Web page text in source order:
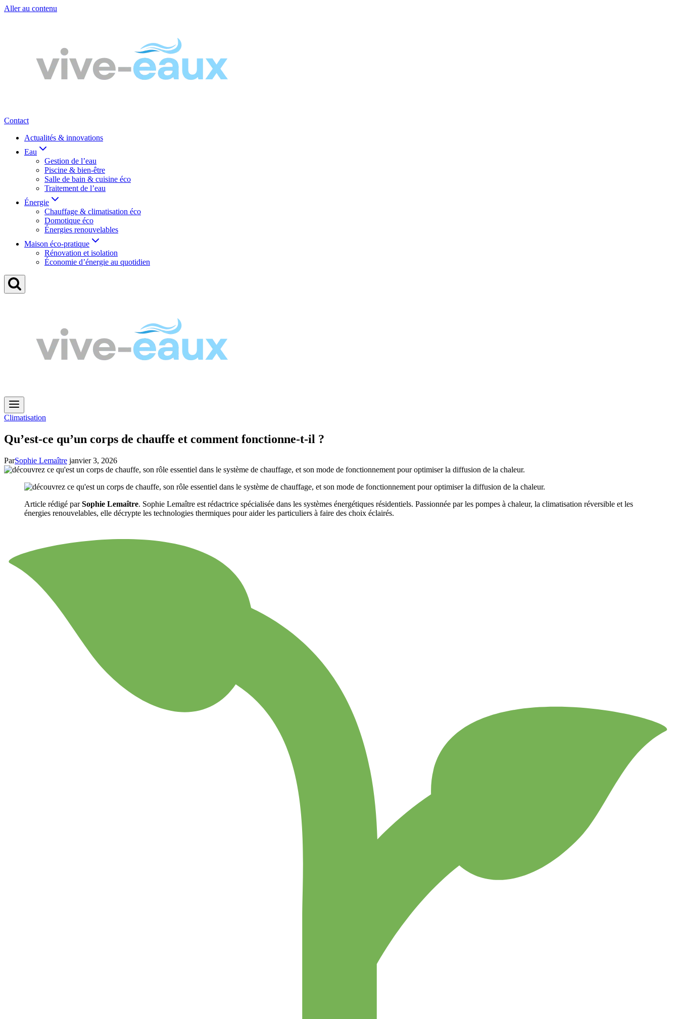
Aller au contenu
Contact
Actualités & innovations
Eau
Gestion de l’eau
Piscine & bien-être
Salle de bain & cuisine éco
Traitement de l’eau
Énergie
Chauffage & climatisation éco
Domotique éco
Énergies renouvelables
Maison éco-pratique
Rénovation et isolation
Économie d’énergie au quotidien
Climatisation
Qu’est-ce qu’un corps de chauffe et comment fonctionne-t-il ?
ParSophie Lemaître janvier 3, 2026
Article rédigé parSophie Lemaître. Sophie Lemaître est rédactrice spécialisée dans les systèmes énergétiques résidentiels. Passionnée par les pompes à chaleur, la climatisation réversible et les
énergies renouvelables, elle décrypte les technologies thermiques pour aider les particuliers à faire des choix éclairés.